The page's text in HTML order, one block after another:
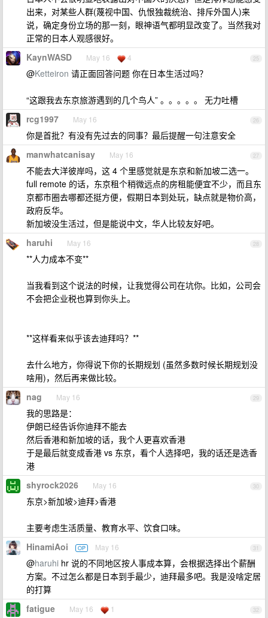
出来，对某些人群(蔑视中国、仇恨独裁统治、排斥外国人)来
说，确定身份立场的那一刻，眼神语气都明显改变了。当然我对
正常的日本人观感很好。
25
KaynWASD May 16 4
@Ketteiron 请正面回答问题 你在日本生活过吗？
“这跟我去东京旅游遇到的几个鸟人” 。。。。。 无力吐槽
26
rcg1997 May 16
你是首批？有没有先过去的同事？最后提醒一句注意安全
27
manwhatcanisay May 16
不能去大洋彼岸吗，这 4 个里感觉就是东京和新加坡二选一。
full remote 的话，东京租个稍微远点的房租能便宜不少，而且东
京都市圈去哪都还挺方便，假期日本到处玩，缺点就是物价高，
政府反华。
新加坡没生活过，但是能说中文，华人比较友好吧。
28
haruhi May 16
**人力成本不变**
当我看到这个说法的时候，让我觉得公司在坑你。比如，公司会
不会把企业税也算到你头上。
**这样看来似乎该去迪拜吗？**
去什么地方，你得说下你的长期规划 (虽然多数时候长期规划没
啥用)，然后再来做比较。
29
nag May 16
我的思路是：
伊朗已经告诉你迪拜不能去
然后香港和新加坡的话，我个人更喜欢香港
于是最后就变成香港 vs 东京，看个人选择吧，我的话还是选香
港
30
shyrock2026 May 16
东京>新加坡>迪拜>香港
主要考虑生活质量、教育水平、饮食口味。
31
HinamiAoi OP May 16
@haruhi hr 说的不同地区按人事成本算，会根据选择出个薪酬
方案。不过怎么都是日本到手最少，迪拜最多吧。我是没啥定居
的打算
32
fatigue May 16 1